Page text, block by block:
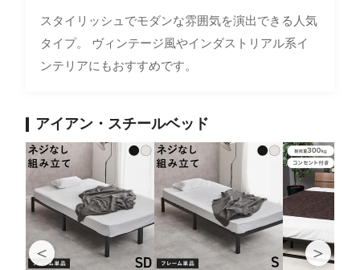
スタイリッシュでモダンな雰囲気を演出できる人気
タイプ。 ヴィンテージ風やインダストリアル系イ
ンテリアにもおすすめです。
アイアン・スチールベッド
＜ ＞